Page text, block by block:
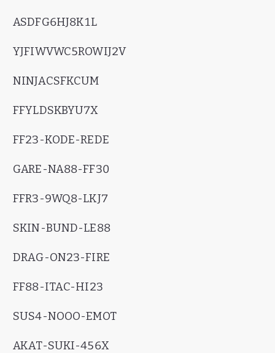
ASDFG6HJ8K1L
YJFIWVWC5ROWIJ2V
NINJACSFKCUM
FFYLDSKBYU7X
FF23-KODE-REDE
GARE-NA88-FF30
FFR3-9WQ8-LKJ7
SKIN-BUND-LE88
DRAG-ON23-FIRE
FF88-ITAC-HI23
SUS4-NOOO-EMOT
AKAT-SUKI-456X